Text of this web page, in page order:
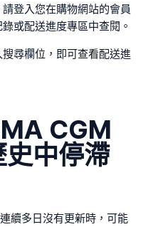
登入您在購物網站的會員
或配送進度專區中查閱。
尋欄位，即可查看配送進
CGM
中停滯
續多日沒有更新時，可能